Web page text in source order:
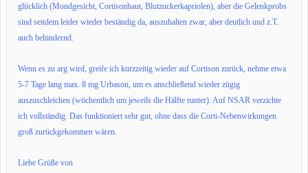
glücklich (Mondgesicht, Cortisonhaut, Blutzuckerkapriolen), aber die Gelenkprobs
sind seitdem leider wieder beständig da, auszuhalten zwar, aber deutlich und z.T.
auch behindernd.
Wenn es zu arg wird, greife ich kurzzeitig wieder auf Cortison zurück, nehme etwa
5-7 Tage lang max. 8 mg Urbason, um es anschließend wieder zügig
auszuschleichen (wöchentlich um jeweils die Hälfte runter). Auf NSAR verzichte
ich vollständig. Das funktioniert sehr gut, ohne dass die Corti-Nebenwirkungen
groß zurückgekommen wären.
Liebe Grüße von